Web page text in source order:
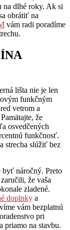
na dlhé roky. Ak si
obrátiť na
vám radi poradíme
lišta nie je len
funkčným
vetrom a
že
osvedčených
funkčnosť.
strecha slúžiť bez
byť náročný. Preto
že vaša
zladené.
doplnky a
vám bezplatnú
pri
priamo na stavbu.